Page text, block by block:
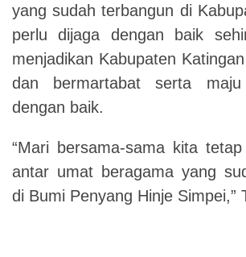
yang sudah terbangun di
perlu dijaga dengan baik
menjadikan Kabupaten
dan bermartabat serta
dengan baik.
“Mari bersama-sama kita
antar umat beragama yang
di Bumi Penyang Hinje Simpei,”